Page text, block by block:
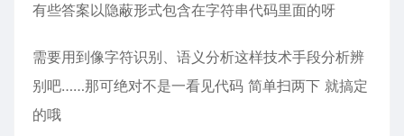
有些答案以隐蔽形式包含在字符串代码里面的呀
需要用到像字符识别、语义分析这样技术手段分析辨
别吧……那可绝对不是一看见代码 简单扫两下 就搞定
的哦